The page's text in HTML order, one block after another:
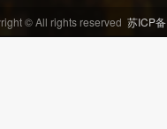
© All rights reserved 苏ICP